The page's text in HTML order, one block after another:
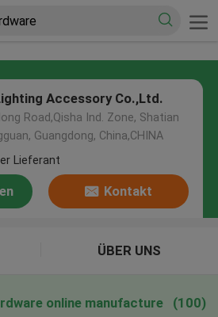
Accessory Co.,Ltd.
Road,Qisha Ind. Zone, Shatian
Guangdong, China,CHINA
Lieferant
Kontakt
ÜBER UNS
online manufacture (100)